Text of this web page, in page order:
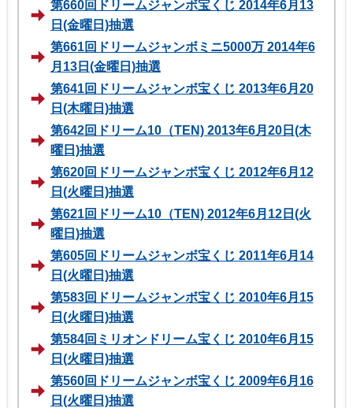
第660回ドリームジャンボ宝くじ 2014年6月13
日(金曜日)抽選
第661回ドリームジャンボミニ5000万 2014年6
月13日(金曜日)抽選
第641回ドリームジャンボ宝くじ 2013年6月20
日(木曜日)抽選
第642回ドリーム10（TEN) 2013年6月20日(木
曜日)抽選
第620回ドリームジャンボ宝くじ 2012年6月12
日(火曜日)抽選
第621回ドリーム10（TEN) 2012年6月12日(火
曜日)抽選
第605回ドリームジャンボ宝くじ 2011年6月14
日(火曜日)抽選
第583回ドリームジャンボ宝くじ 2010年6月15
日(火曜日)抽選
第584回ミリオンドリーム宝くじ 2010年6月15
日(火曜日)抽選
第560回ドリームジャンボ宝くじ 2009年6月16
日(火曜日)抽選